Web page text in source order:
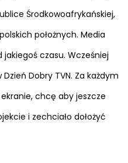
Środkowoafrykańskiej,
położnych. Media
czasu. Wcześniej
Dobry TVN. Za każdym
chcę aby jeszcze
i zechciało dołożyć